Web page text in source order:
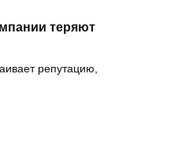
теряют
репутацию,